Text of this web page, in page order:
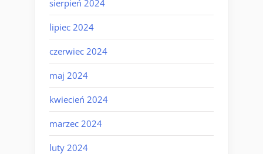
sierpień 2024
lipiec 2024
czerwiec 2024
maj 2024
kwiecień 2024
marzec 2024
luty 2024